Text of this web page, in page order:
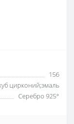
156
цирконий;эмаль
Серебро 925°